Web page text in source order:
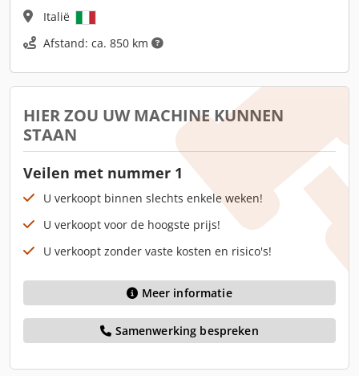
Italië
Afstand: ca. 850 km
HIER ZOU UW MACHINE KUNNEN
STAAN
Veilen met nummer 1
U verkoopt binnen slechts enkele weken!
U verkoopt voor de hoogste prijs!
U verkoopt zonder vaste kosten en risico's!
Meer informatie
Samenwerking bespreken